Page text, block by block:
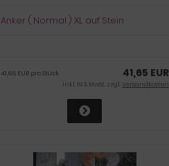
Anker ( Normal ) XL auf Stein
41,65 EUR
41,65 EUR pro Stück
inkl. 19 % MwSt. zzgl.Versandkosten